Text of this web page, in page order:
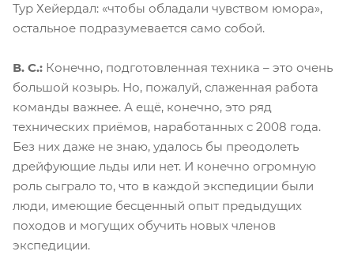
Тур Хейердал: «чтобы обладали чувством юмора»,
остальное подразумевается само собой.
В. С.: Конечно, подготовленная техника – это очень
большой козырь. Но, пожалуй, слаженная работа
команды важнее. А ещё, конечно, это ряд
технических приёмов, наработанных с 2008 года.
Без них даже не знаю, удалось бы преодолеть
дрейфующие льды или нет. И конечно огромную
роль сыграло то, что в каждой экспедиции были
люди, имеющие бесценный опыт предыдущих
походов и могущих обучить новых членов
экспедиции.